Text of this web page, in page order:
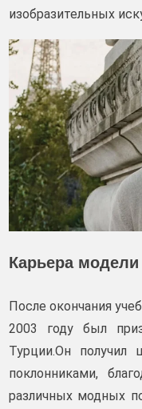
изобразительных
Карьера модели
После окончания
2003 году был
Турции.Он получил
поклонниками,
различных модных